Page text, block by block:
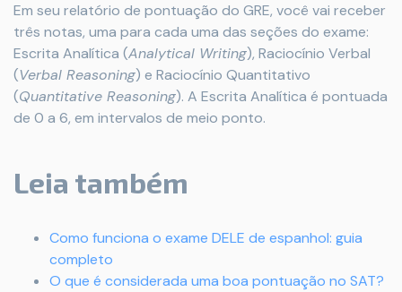
Em seu relatório de pontuação do GRE, você vai receber
três notas, uma para cada uma das seções do exame:
Escrita Analítica (Analytical Writing), Raciocínio Verbal
(Verbal Reasoning) e Raciocínio Quantitativo
(Quantitative Reasoning). A Escrita Analítica é pontuada
de 0 a 6, em intervalos de meio ponto.
Leia também
Como funciona o exame DELE de espanhol: guia
completo
O que é considerada uma boa pontuação no SAT?